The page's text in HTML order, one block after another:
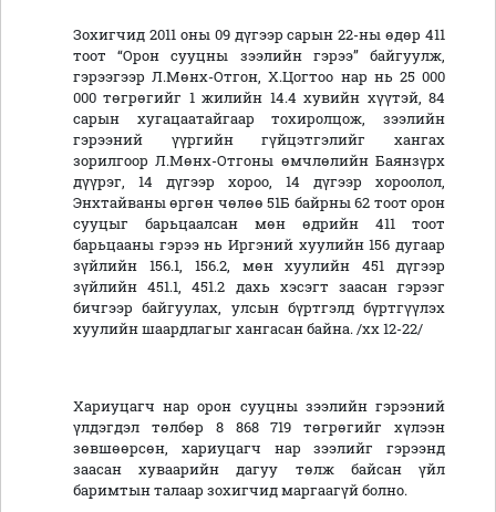
Зохигчид 2011 оны 09 дүгээр сарын 22-ны өдөр 411
тоот “Орон сууцны зээлийн гэрээ” байгуулж,
гэрээгээр Л.Мөнх-Отгон, Х.Цогтоо нар нь 25 000
000 төгрөгийг 1 жилийн 14.4 хувийн хүүтэй, 84
сарын хугацаатайгаар тохиролцож, зээлийн
гэрээний үүргийн гүйцэтгэлийг хангах
зорилгоор Л.Мөнх-Отгоны өмчлөлийн Баянзүрх
дүүрэг, 14 дүгээр хороо, 14 дүгээр хороолол,
Энхтайваны өргөн чөлөө 51Б байрны 62 тоот орон
сууцыг барьцаалсан мөн өдрийн 411 тоот
барьцааны гэрээ нь Иргэний хуулийн 156 дугаар
зүйлийн 156.1, 156.2, мөн хуулийн 451 дүгээр
зүйлийн 451.1, 451.2 дахь хэсэгт заасан гэрээг
бичгээр байгуулах, улсын бүртгэлд бүртгүүлэх
хуулийн шаардлагыг хангасан байна. /хх 12-22/
Хариуцагч нар орон сууцны зээлийн гэрээний
үлдэгдэл төлбөр 8 868 719 төгрөгийг хүлээн
зөвшөөрсөн, хариуцагч нар зээлийг гэрээнд
заасан хуваарийн дагуу төлж байсан үйл
баримтын талаар зохигчид маргаагүй болно.